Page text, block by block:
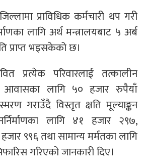
प्राविधिक कर्मचारी थप गरी
लागि अर्थ मन्त्रालयबाट ५ अर्ब
प्राप्त भइसकेको छ।
प्रत्येक परिवारलाई तत्कालीन
आवासका लागि ५० हजार रुपैयाँ
गराउँदै विस्तृत क्षति मूल्याङ्कन
लागि ४१ हजार २९७,
९९६ तथा सामान्य मर्मतका लागि
गरिएको जानकारी दिए।